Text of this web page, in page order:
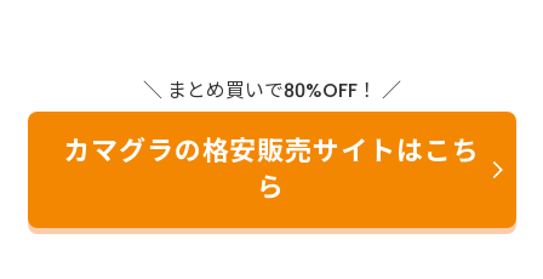
＼ まとめ買いで80%OFF！ ／
カマグラの格安販売サイトはこち
ら